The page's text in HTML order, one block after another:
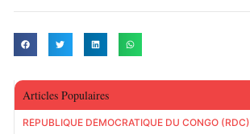
Articles Populaires
RÉPUBLIQUE DÉMOCRATIQUE DU CONGO (RDC)